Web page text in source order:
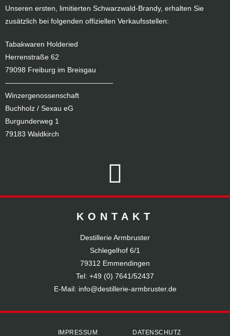
Unseren ersten, limitierten Schwarzwald-Brandy, erhalten Sie
zusätzlich bei folgenden offiziellen Verkaufsstellen:
Tabakwaren Holderied
Herrenstraße 62
79098 Freiburg im Breisgau
———————————————
Winzergenossenschaft
Buchholz / Sexau eG
Burgunderweg 1
79183 Waldkirch
KONTAKT
Destillerie Armbruster
Schlegelhof 6/1
79312 Emmendingen
Tel: +49 (0) 7641/52437
E-Mail: info@destillerie-armbruster.de
IMPRESSUM DATENSCHUTZ